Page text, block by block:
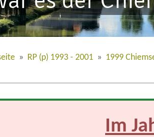
» RP (p) 1993 - 2001 » 1999
Im